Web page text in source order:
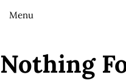
Menu
Nothing